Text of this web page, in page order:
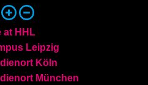
at HHL
Leipzig
Köln
München